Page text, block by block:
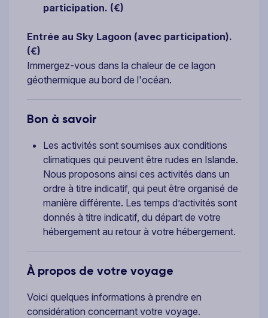
participation. (€)
Entrée au Sky Lagoon (avec participation).
(€)
Immergez-vous dans la chaleur de ce lagon
géothermique au bord de l'océan.
Bon à savoir
Les activités sont soumises aux conditions
climatiques qui peuvent être rudes en Islande.
Nous proposons ainsi ces activités dans un
ordre à titre indicatif, qui peut être organisé de
manière différente. Les temps d’activités sont
donnés à titre indicatif, du départ de votre
hébergement au retour à votre hébergement.
À propos de votre voyage
Voici quelques informations à prendre en
considération concernant votre voyage.